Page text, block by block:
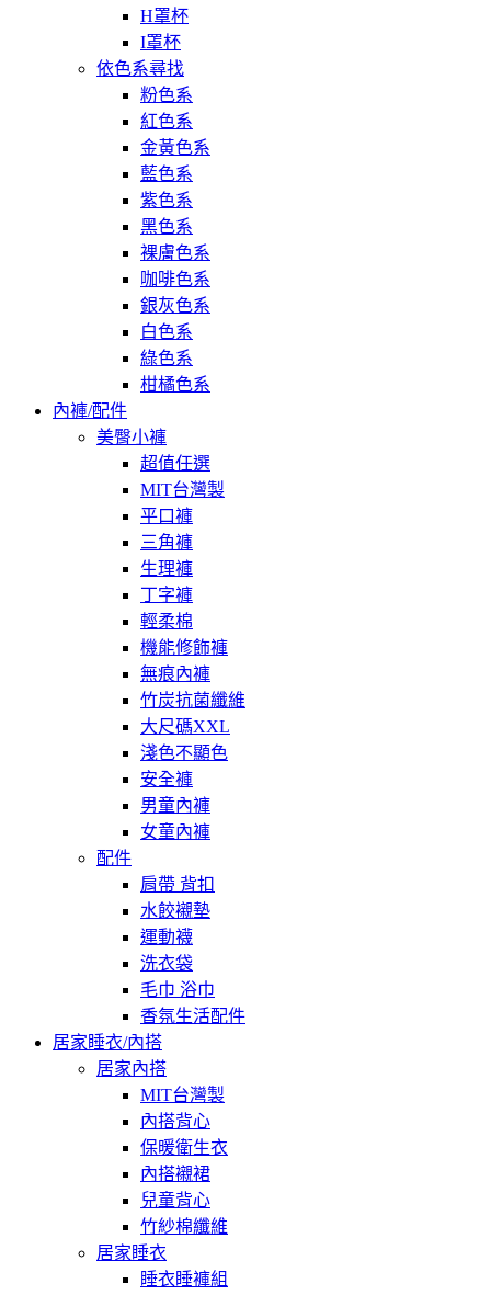
H罩杯
I罩杯
依色系尋找
粉色系
紅色系
金黃色系
藍色系
紫色系
黑色系
裸膚色系
咖啡色系
銀灰色系
白色系
綠色系
柑橘色系
內褲/配件
美臀小褲
超值任選
MIT台灣製
平口褲
三角褲
生理褲
丁字褲
輕柔棉
機能修飾褲
無痕內褲
竹炭抗菌纖維
大尺碼XXL
淺色不顯色
安全褲
男童內褲
女童內褲
配件
肩帶 背扣
水餃襯墊
運動襪
洗衣袋
毛巾 浴巾
香氛生活配件
居家睡衣/內搭
居家內搭
MIT台灣製
內搭背心
保暖衛生衣
內搭襯裙
兒童背心
竹紗棉纖維
居家睡衣
睡衣睡褲組